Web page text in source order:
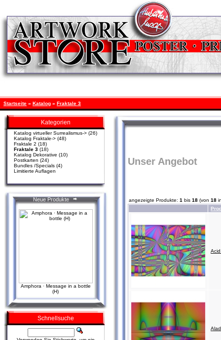
Startseite » Katalog » Fraktale 3
Kategorien
Katalog virtueller Surrealismus-> (26)
Katalog Fraktale-> (48)
Fraktale 2 (18)
Fraktale 3 (18)
Katalog Dekorative (10)
Postkarten (24)
Bundles /Specials (4)
Limitierte Auflagen
Neue Produkte
Amphora · Message in a bottle
(H)
Schnellsuche
Unser Angebot
angezeigte Produkte: 1 bis 18 (von 18